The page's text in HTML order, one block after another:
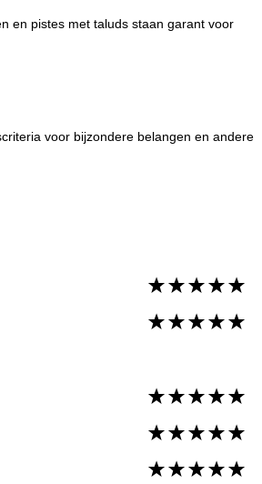
en pistes met taluds staan garant voor
voor bijzondere belangen en andere